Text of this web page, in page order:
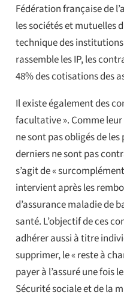
Fédération française de
les sociétés et mutuelles
technique des
rassemble les IP, les
48% des cotisations des
Il existe également des
facultative ». Comme
ne sont pas obligés de
derniers ne sont pas
s’agit de «
intervient après les
d’assurance maladie de
santé. L’objectif de ces
adhérer aussi à titre
supprimer, le « reste à
payer à l’assuré une fois
Sécurité sociale et de la